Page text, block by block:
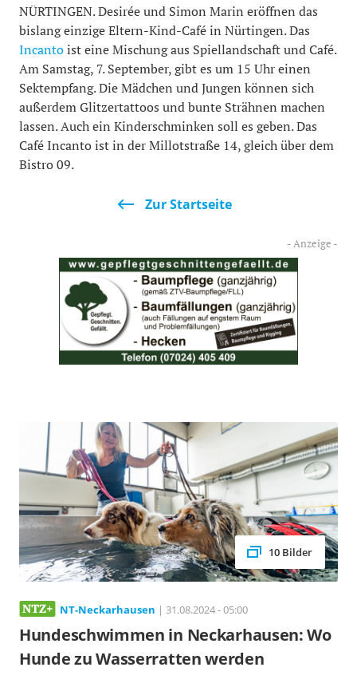
NÜRTINGEN. Desirée und Simon Marin eröffnen das
bislang einzige Eltern-Kind-Café in Nürtingen. Das
Incantoist eine Mischung aus Spiellandschaft und Café.
Am Samstag, 7. September, gibt es um 15 Uhr einen
Sektempfang. Die Mädchen und Jungen können sich
außerdem Glitzertattoos und bunte Strähnen machen
lassen. Auch ein Kinderschminken soll es geben. Das
Café Incanto ist in der Millotstraße 14, gleich über dem
Bistro 09.
Zur Startseite
10 Bilder
NT-Neckarhausen | 31.08.2024 - 05:00
Hundeschwimmen in Neckarhausen: Wo
Hunde zu Wasserratten werden